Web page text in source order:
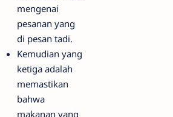
mengenai
pesanan yang
di pesan tadi.
Kemudian yang
ketiga adalah
memastikan
bahwa
makanan yang